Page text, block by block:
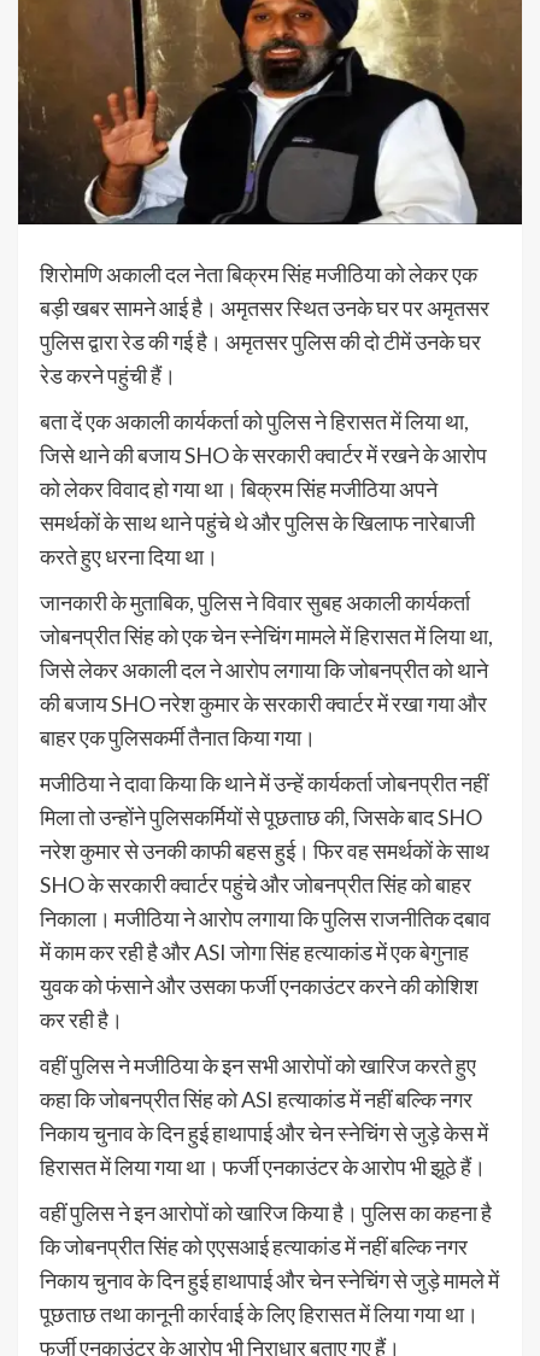
शिरोमणि अकाली दल नेता बिक्रम सिंह मजीठिया को लेकर एक
बड़ी खबर सामने आई है। अमृतसर स्थित उनके घर पर अमृतसर
पुलिस द्वारा रेड की गई है। अमृतसर पुलिस की दो टीमें उनके घर
रेड करने पहुंची हैं।
बता दें एक अकाली कार्यकर्ता को पुलिस ने हिरासत में लिया था,
जिसे थाने की बजाय SHO के सरकारी क्वार्टर में रखने के आरोप
को लेकर विवाद हो गया था। बिक्रम सिंह मजीठिया अपने
समर्थकों के साथ थाने पहुंचे थे और पुलिस के खिलाफ नारेबाजी
करते हुए धरना दिया था।
जानकारी के मुताबिक, पुलिस ने विवार सुबह अकाली कार्यकर्ता
जोबनप्रीत सिंह को एक चेन स्नेचिंग मामले में हिरासत में लिया था,
जिसे लेकर अकाली दल ने आरोप लगाया कि जोबनप्रीत को थाने
की बजाय SHO नरेश कुमार के सरकारी क्वार्टर में रखा गया और
बाहर एक पुलिसकर्मी तैनात किया गया।
मजीठिया ने दावा किया कि थाने में उन्हें कार्यकर्ता जोबनप्रीत नहीं
मिला तो उन्होंने पुलिसकर्मियों से पूछताछ की, जिसके बाद SHO
नरेश कुमार से उनकी काफी बहस हुई। फिर वह समर्थकों के साथ
SHO के सरकारी क्वार्टर पहुंचे और जोबनप्रीत सिंह को बाहर
निकाला। मजीठिया ने आरोप लगाया कि पुलिस राजनीतिक दबाव
में काम कर रही है और ASI जोगा सिंह हत्याकांड में एक बेगुनाह
युवक को फंसाने और उसका फर्जी एनकाउंटर करने की कोशिश
कर रही है।
वहीं पुलिस ने मजीठिया के इन सभी आरोपों को खारिज करते हुए
कहा कि जोबनप्रीत सिंह को ASI हत्याकांड में नहीं बल्कि नगर
निकाय चुनाव के दिन हुई हाथापाई और चेन स्नेचिंग से जुड़े केस में
हिरासत में लिया गया था। फर्जी एनकाउंटर के आरोप भी झूठे हैं।
वहीं पुलिस ने इन आरोपों को खारिज किया है। पुलिस का कहना है
कि जोबनप्रीत सिंह को एएसआई हत्याकांड में नहीं बल्कि नगर
निकाय चुनाव के दिन हुई हाथापाई और चेन स्नेचिंग से जुड़े मामले में
पूछताछ तथा कानूनी कार्रवाई के लिए हिरासत में लिया गया था।
फर्जी एनकाउंटर के आरोप भी निराधार बताए गए हैं।